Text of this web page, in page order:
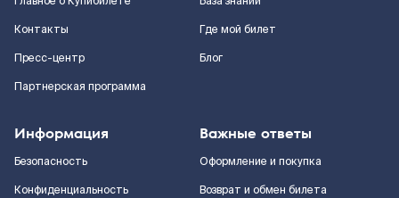
Контакты
Пресс-центр
Партнерская программа
Где мой билет
Блог
Информация
Безопасность
Конфиденциальность
Важные ответы
Оформление и покупка
Возврат и обмен билета